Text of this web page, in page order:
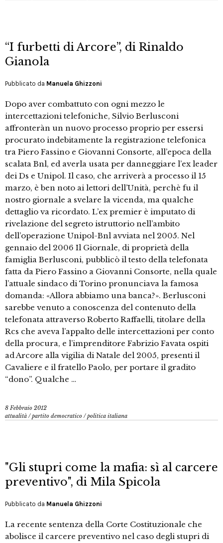
“I furbetti di Arcore”, di Rinaldo
Gianola
Pubblicato da Manuela Ghizzoni
Dopo aver combattuto con ogni mezzo le
intercettazioni telefoniche, Silvio Berlusconi
affronteràn un nuovo processo proprio per essersi
procurato indebitamente la registrazione telefonica
tra Piero Fassino e Giovanni Consorte, all’epoca della
scalata Bnl, ed averla usata per danneggiare l’ex leader
dei Ds e Unipol. Il caso, che arriverà a processo il 15
marzo, è ben noto ai lettori dell’Unità, perchè fu il
nostro giornale a svelare la vicenda, ma qualche
dettaglio va ricordato. L’ex premier è imputato di
rivelazione del segreto istruttorio nell’ambito
dell’operazione Unipol-Bnl avviata nel 2005. Nel
gennaio del 2006 Il Giornale, di proprietà della
famiglia Berlusconi, pubblicò il testo della telefonata
fatta da Piero Fassino a Giovanni Consorte, nella quale
l’attuale sindaco di Torino pronunciava la famosa
domanda: «Allora abbiamo una banca?». Berlusconi
sarebbe venuto a conoscenza del contenuto della
telefonata attraverso Roberto Raffaelli, titolare della
Rcs che aveva l’appalto delle intercettazioni per conto
della procura, e l’imprenditore Fabrizio Favata ospiti
ad Arcore alla vigilia di Natale del 2005, presenti il
Cavaliere e il fratello Paolo, per portare il gradito
“dono”. Qualche …
8 Febbraio 2012
attualità /partito democratico /politica italiana
"Gli stupri come la mafia: sì al carcere
preventivo", di Mila Spicola
Pubblicato da Manuela Ghizzoni
La recente sentenza della Corte Costituzionale che
abolisce il carcere preventivo nel caso degli stupri di